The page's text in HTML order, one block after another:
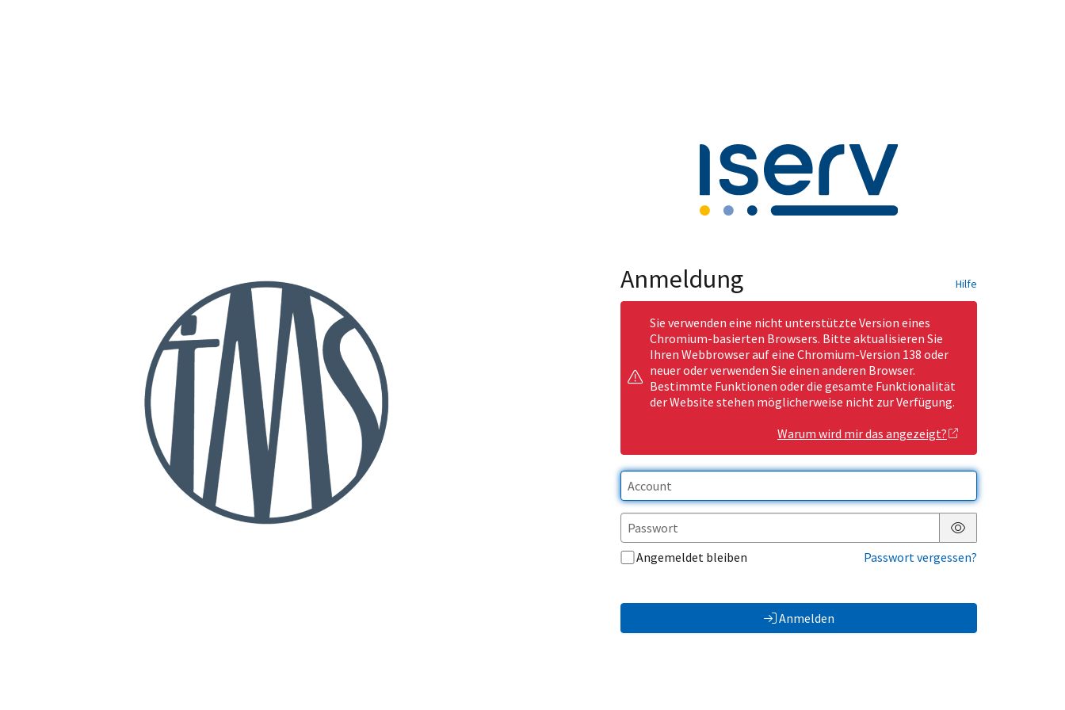
Anmeldung Hilfe
Sie verwenden eine nicht unterstützte Version eines
Chromium-basierten Browsers. Bitte aktualisieren Sie
Ihren Webbrowser auf eine Chromium-Version 138 oder
neuer oder verwenden Sie einen anderen Browser.
Bestimmte Funktionen oder die gesamte Funktionalität
der Website stehen möglicherweise nicht zur Verfügung.
Warum wird mir das angezeigt?
Passwort anzeigen
Angemeldet bleiben
Passwort vergessen?
Anmelden